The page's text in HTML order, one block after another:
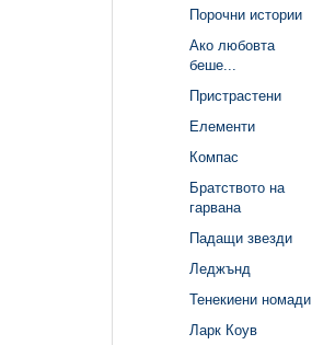
Порочни истории
Ако любовта
беше...
Пристрастени
Елементи
Компас
Братството на
гарвана
Падащи звезди
Леджънд
Тенекиени номади
Ларк Коув